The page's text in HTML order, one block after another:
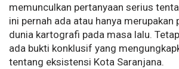
memunculkan pertanyaan serius
ini pernah ada atau hanya merupakan
dunia kartografi pada masa lalu.
ada bukti konklusif yang
tentang eksistensi Kota Saranjana.